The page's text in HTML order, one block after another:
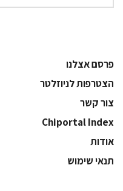
פרסם אצלנו
הצטרפות לניוזלטר
צור קשר
Chiportal Index
אודות
תנאי שימוש